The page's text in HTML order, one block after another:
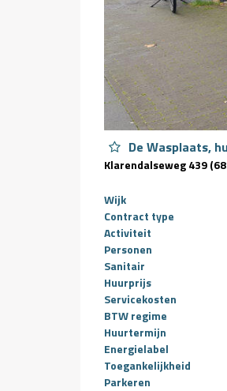
De Wasplaats,
Klarendalseweg 439
Wijk
Contract type
Activiteit
Personen
Sanitair
Huurprijs
Servicekosten
BTW regime
Huurtermijn
Energielabel
Toegankelijkheid
Parkeren